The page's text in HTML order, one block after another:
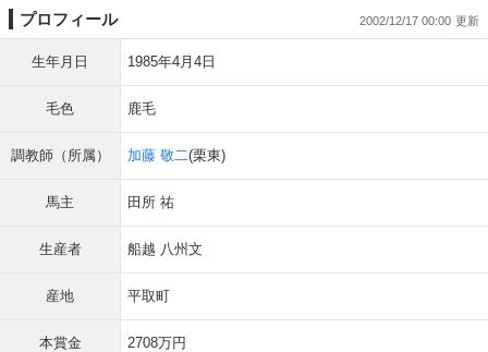
プロフィール 2002/12/17 00:00
生年月日 1985年4月4日
毛色 鹿毛
調教師（所属） 加藤 敬二(栗東)
馬主 田所 祐
生産者 船越 八州文
産地 平取町
本賞金 2708万円